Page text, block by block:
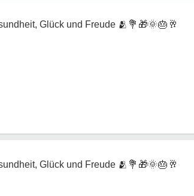
Glück und Freude 🫂💐🎁🌞🎂🥂
Glück und Freude 🫂💐🎁🌞🎂🥂